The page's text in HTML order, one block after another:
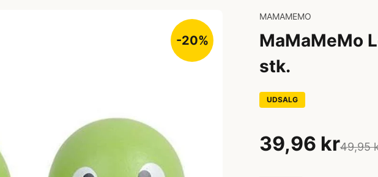
-20%
MAMAMEMO
MaMaMeMo
stk.
UDSALG
39,96 kr49,95